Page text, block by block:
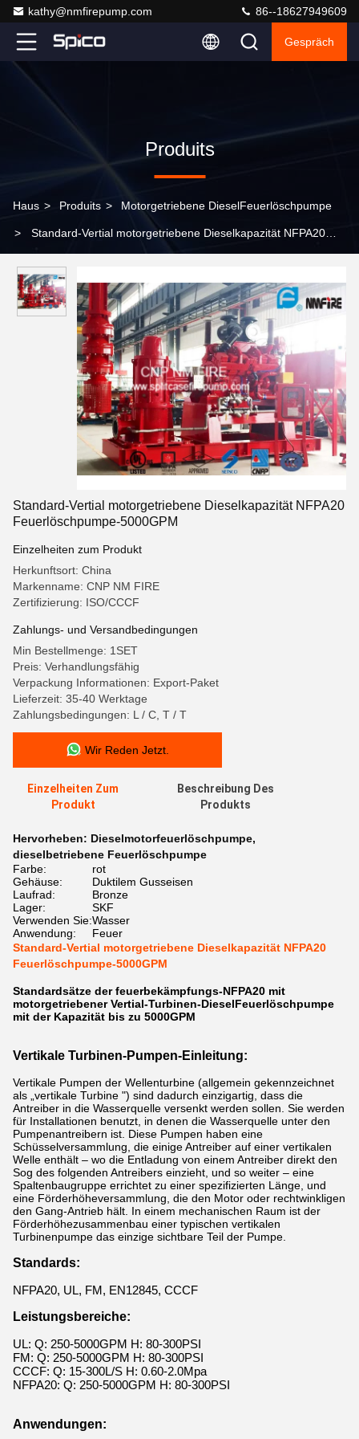
kathy@nmfirepump.com 86--18627949609
Gespräch
Produits
Haus > Produits > Motorgetriebene DieselFeuerlöschpumpe
> Standard-Vertial motorgetriebene Dieselkapazität NFPA20
Standard-Vertial motorgetriebene Dieselkapazität NFPA20
Feuerlöschpumpe-5000GPM
Einzelheiten zum Produkt
Herkunftsort: China
Markenname: CNP NM FIRE
Zertifizierung: ISO/CCCF
Zahlungs- und Versandbedingungen
Min Bestellmenge: 1SET
Preis: Verhandlungsfähig
Verpackung Informationen: Export-Paket
Lieferzeit: 35-40 Werktage
Zahlungsbedingungen: L / C, T / T
Wir Reden Jetzt.
Einzelheiten Zum
Produkt
Beschreibung Des
Produkts
Hervorheben: Dieselmotorfeuerlöschpumpe,
dieselbetriebene Feuerlöschpumpe
Farbe:
rot
Gehäuse:
Duktilem Gusseisen
Laufrad:
Bronze
Lager:
SKF
Verwenden Sie:Wasser
Anwendung:
Feuer
Standard-Vertial motorgetriebene Dieselkapazität NFPA20
Feuerlöschpumpe-5000GPM
Standardsätze der feuerbekämpfungs-NFPA20 mit
motorgetriebener Vertial-Turbinen-DieselFeuerlöschpumpe
mit der Kapazität bis zu 5000GPM
Vertikale Turbinen-Pumpen-Einleitung:
Vertikale Pumpen der Wellenturbine (allgemein gekennzeichnet
als „vertikale Turbine ") sind dadurch einzigartig, dass die
Antreiber in die Wasserquelle versenkt werden sollen. Sie werden
für Installationen benutzt, in denen die Wasserquelle unter den
Pumpenantreibern ist. Diese Pumpen haben eine
Schüsselversammlung, die einige Antreiber auf einer vertikalen
Welle enthält – wo die Entladung von einem Antreiber direkt den
Sog des folgenden Antreibers einzieht, und so weiter – eine
Spaltenbaugruppe errichtet zu einer spezifizierten Länge, und
eine Förderhöheversammlung, die den Motor oder rechtwinkligen
den Gang-Antrieb hält. In einem mechanischen Raum ist der
Förderhöhezusammenbau einer typischen vertikalen
Turbinenpumpe das einzige sichtbare Teil der Pumpe.
Standards:
NFPA20, UL, FM, EN12845, CCCF
Leistungsbereiche:
UL: Q: 250-5000GPM H: 80-300PSI
FM: Q: 250-5000GPM H: 80-300PSI
CCCF: Q: 15-300L/S H: 0.60-2.0Mpa
NFPA20: Q: 250-5000GPM H: 80-300PSI
Anwendungen: